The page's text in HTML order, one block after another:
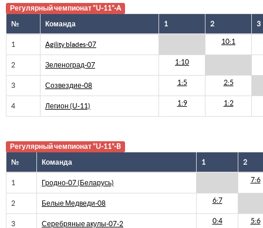
Регулярный чемпионат "U-11"-A
№ Команда 1 2 3
1 Agility blades-07 10:1
2 Зеленоград-07 1:10
3 Созвездие-08 1:5 2:5
4 Легион (U-11) 1:9 1:2
Регулярный чемпионат "U-11"-B
№ Команда 1 2
1 Гродно-07 (Беларусь) 7:6
2 Белые Медведи-08 6:7
3 Серебряные акулы-07-2 0:4 5:6